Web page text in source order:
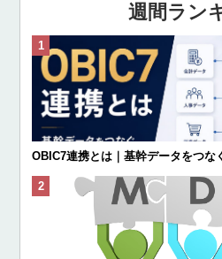
週間ラン
OBIC7連携とは｜基幹データをつな